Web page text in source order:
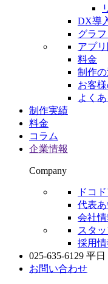
DX導
グラ
アプ
料金
制作
お客
よく
制作実績
料金
コラム
企業情報
Company
ドコ
代表
会社情
スタ
採用情
025-635-6129 平日
お問い合わせ